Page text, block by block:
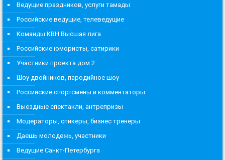
Ведущие праздников, услуги тамады
Российские ведущие, телеведущие
Команды КВН Высшая лига
Российские юмористы, сатирики
Участники проекта дом 2
Шоу двойников, пародийное шоу
Российские спортсмены и комментаторы
Выездные спектакли, антрепризы
Модераторы, спикеры, бизнес тренеры
Даешь молодежь, участники
Ведущие Санкт-Петербурга